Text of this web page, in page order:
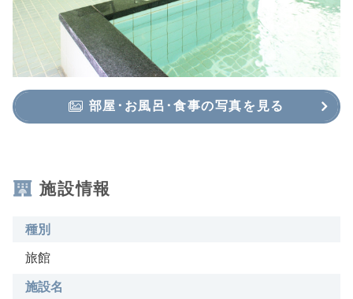
部屋･お風呂･食事の写真を見る
施設情報
種別
旅館
施設名